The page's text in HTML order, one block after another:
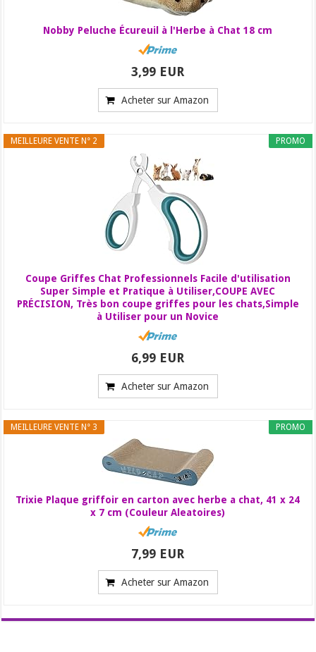
Nobby Peluche Écureuil à l'Herbe à Chat 18 cm
3,99 EUR
Acheter sur Amazon
PROMO
MEILLEURE VENTE N° 2
Coupe Griffes Chat Professionnels Facile d'utilisation
Super Simple et Pratique à Utiliser,COUPE AVEC
PRÉCISION, Très bon coupe griffes pour les chats,Simple
à Utiliser pour un Novice
6,99 EUR
Acheter sur Amazon
PROMO
MEILLEURE VENTE N° 3
Trixie Plaque griffoir en carton avec herbe a chat, 41 x 24
x 7 cm (Couleur Aleatoires)
7,99 EUR
Acheter sur Amazon